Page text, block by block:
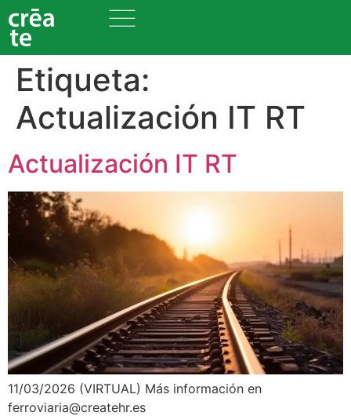
Etiqueta:
Actualización IT RT
Actualización IT RT
11/03/2026 (VIRTUAL) Más información en
ferroviaria@createhr.es